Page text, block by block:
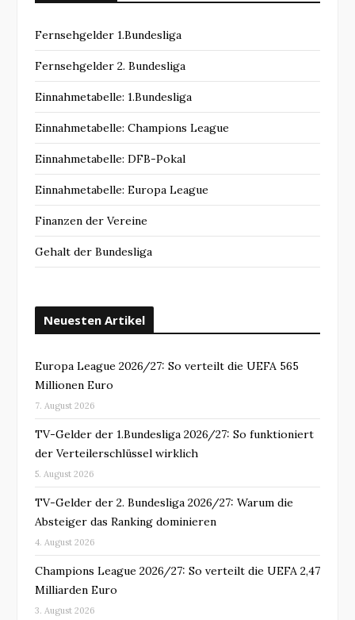
o
u
s
Fernsehgelder 1.Bundesliga
Fernsehgelder 2. Bundesliga
Einnahmetabelle: 1.Bundesliga
Einnahmetabelle: Champions League
Einnahmetabelle: DFB-Pokal
Einnahmetabelle: Europa League
Finanzen der Vereine
Gehalt der Bundesliga
Neuesten Artikel
Europa League 2026/27: So verteilt die UEFA 565
Millionen Euro
7. August 2026
TV-Gelder der 1.Bundesliga 2026/27: So funktioniert
der Verteilerschlüssel wirklich
5. August 2026
TV-Gelder der 2. Bundesliga 2026/27: Warum die
Absteiger das Ranking dominieren
4. August 2026
Champions League 2026/27: So verteilt die UEFA 2,47
Milliarden Euro
3. August 2026